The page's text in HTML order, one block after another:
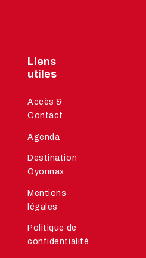
Liens
utiles
Accès &
Contact
Agenda
Destination
Oyonnax
Mentions
légales
Politique de
confidentialité